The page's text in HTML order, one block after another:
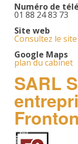
Numéro de
01 88 24 83 73
Site web
Consultez le site
Google Maps
plan du cabinet
SARL